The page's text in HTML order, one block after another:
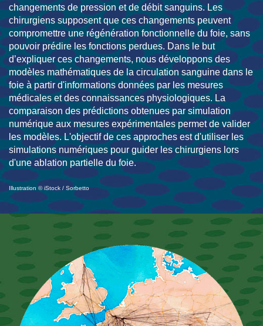
changements de pression et de débit sanguins. Les
chirurgiens supposent que ces changements peuvent
compromettre une régénération fonctionnelle du foie, sans
pouvoir prédire les fonctions perdues. Dans le but
d’expliquer ces changements, nous développons des
modèles mathématiques de la circulation sanguine dans le
foie à partir d'informations données par les mesures
médicales et des connaissances physiologiques. La
comparaison des prédictions obtenues par simulation
numérique aux mesures expérimentales permet de valider
les modèles. L'objectif de ces approches est d'utiliser les
simulations numériques pour guider les chirurgiens lors
d'une ablation partielle du foie.
Illustration © iStock / Sorbetto